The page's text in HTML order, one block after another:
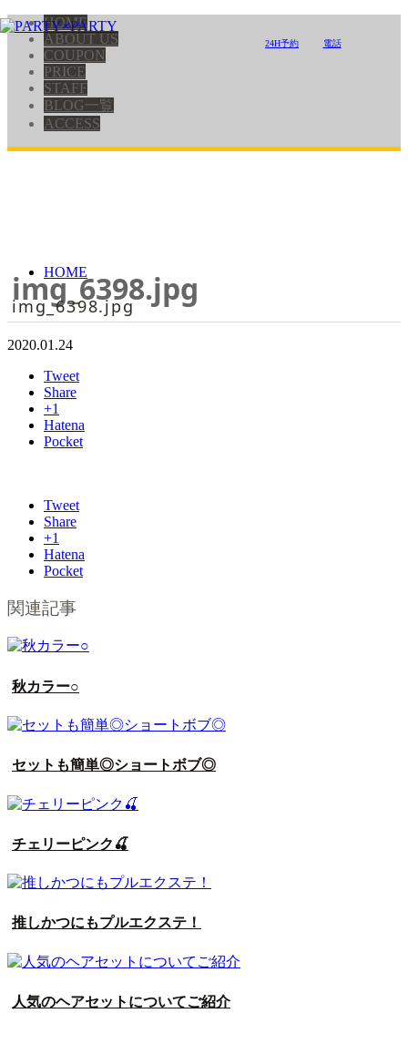
24H予約 電話
HOME
ABOUT US
COUPON
PRICE
STAFF
BLOG一覧
ACCESS
img_6398.jpg
HOME
img_6398.jpg
2020.01.24
Tweet
Share
+1
Hatena
Pocket
Tweet
Share
+1
Hatena
Pocket
関連記事
秋カラー○
セットも簡単◎ショートボブ◎
チェリーピンク🍒
推しかつにもプルエクステ！
人気のヘアセットについてご紹介